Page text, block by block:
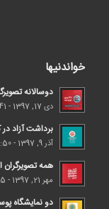
خواندنیها
دوسالانه تصویرگری تا ۱۲
دی 17, 1397 - 7:41 ق.ظ
برداشت آزاد
آذر 9, 1397 - 10:50 ق.ظ
همه تصویرگران
مهر 21, 1397 - 7:05 ق.ظ
دو نمایشگاه